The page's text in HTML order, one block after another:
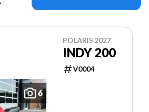
6
POLARIS 2027
INDY 200
V0004